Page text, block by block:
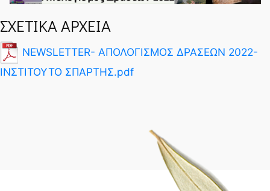
ΣΧΕΤΙΚΑ ΑΡΧΕΙΑ
NEWSLETTER- ΑΠΟΛΟΓΙΣΜΟΣ ΔΡΑΣΕΩΝ 2022-
ΙΝΣΤΙΤΟΥΤΟ ΣΠΑΡΤΗΣ.pdf